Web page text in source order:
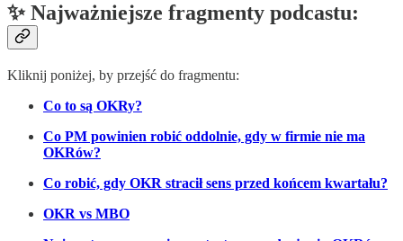
✨ Najważniejsze fragmenty podcastu:
Kliknij poniżej, by przejść do fragmentu:
Co to są OKRy?
Co PM powinien robić oddolnie, gdy w firmie nie ma
OKRów?
Co robić, gdy OKR stracił sens przed końcem kwartału?
OKR vs MBO